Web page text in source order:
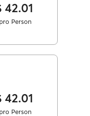
42.01
pro Person
42.01
pro Person